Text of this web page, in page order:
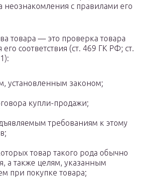
неознакомления с правилами его
товара — это проверка товара
соответствия (ст. 469 ГК РФ; ст.
установленным законом;
купли-продажи;
требованиям к этому
товар такого рода обычно
а также целям, указанным
при покупке товара;